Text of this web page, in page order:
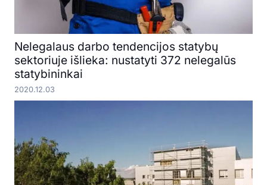
Nelegalaus darbo tendencijos statybų
sektoriuje išlieka: nustatyti 372 nelegalūs
statybininkai
2020.12.03